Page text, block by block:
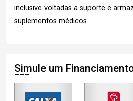
inclusive voltadas a suporte e
suplementos médicos.
Simule um